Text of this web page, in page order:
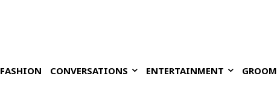
FASHION CONVERSATIONS ENTERTAINMENT